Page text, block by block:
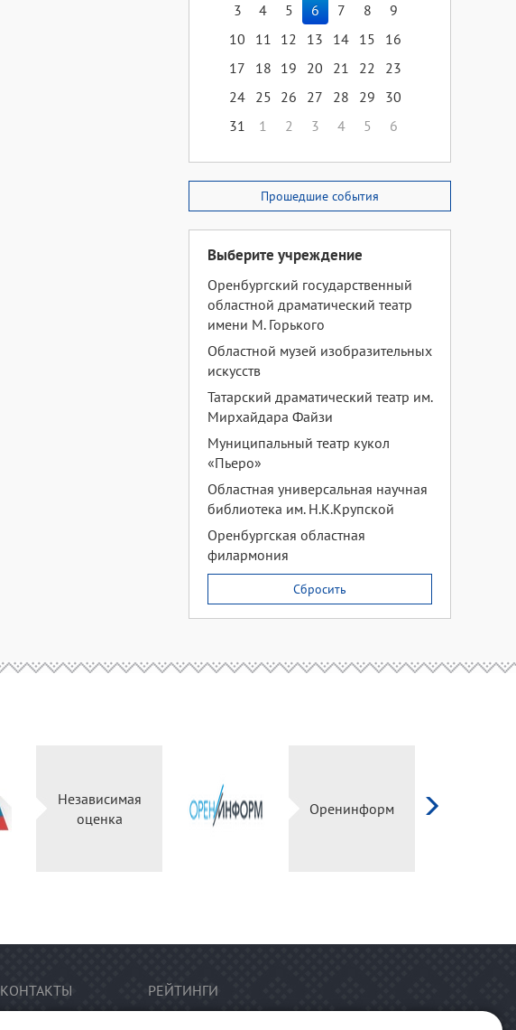
3
4 5 6 7 8
9
10
11 12 13 14 15
16
17
18 19 20 21 22
23
24 25 26 27 28 29
30
31
1 2 3 4 5 6
Прошедшие события
Выберите учреждение
Оренбургский государственный
областной драматический театр
имени М. Горького
Областной музей изобразительных
искусств
Татарский драматический театр им.
Мирхайдара Файзи
Муниципальный театр кукол
«Пьеро»
Областная универсальная научная
библиотека им. Н.К.Крупской
Оренбургская областная
филармония
Сбросить
Независимая
оценка
Оренинформ
КОНТАКТЫ РЕЙТИНГИ